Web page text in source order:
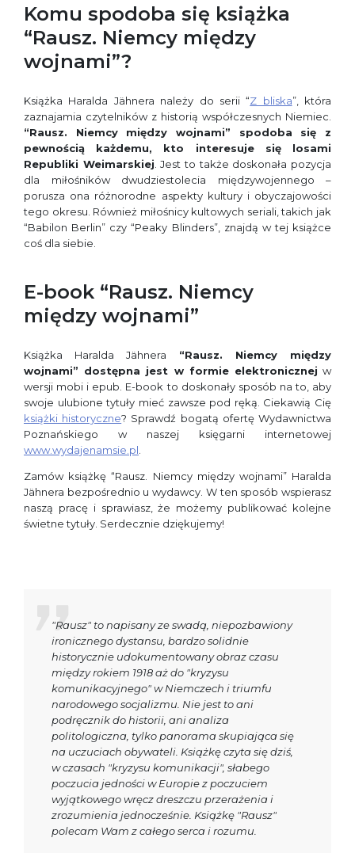
Komu spodoba się książka
“Rausz. Niemcy między
wojnami”?
Książka Haralda Jähnera należy do serii “Z bliska”, która
zaznajamia czytelników z historią współczesnych Niemiec.
“Rausz. Niemcy między wojnami” spodoba się z
pewnością każdemu, kto interesuje się losami
Republiki Weimarskiej . Jest to także doskonała pozycja
dla miłośników dwudziestolecia międzywojennego –
porusza ona różnorodne aspekty kultury i obyczajowości
tego okresu. Również miłośnicy kultowych seriali, takich jak
“Babilon Berlin” czy “Peaky Blinders”, znajdą w tej książce
coś dla siebie.
E-book “Rausz. Niemcy
między wojnami”
Książka Haralda Jähnera “Rausz. Niemcy między
wojnami” dostępna jest w formie elektronicznej w
wersji mobi i epub. E-book to doskonały sposób na to, aby
swoje ulubione tytuły mieć zawsze pod ręką. Ciekawią Cię
książki historyczne? Sprawdź bogatą ofertę Wydawnictwa
Poznańskiego w naszej księgarni internetowej
www.wydajenamsie.pl
Zamów książkę “Rausz. Niemcy między wojnami” Haralda
Jähnera bezpośrednio u wydawcy. W ten sposób wspierasz
naszą pracę i sprawiasz, że możemy publikować kolejne
świetne tytuły. Serdecznie dziękujemy!
"Rausz" to napisany ze swadą, niepozbawiony
ironicznego dystansu, bardzo solidnie
historycznie udokumentowany obraz czasu
między rokiem 1918 aż do "kryzysu
komunikacyjnego" w Niemczech i triumfu
narodowego socjalizmu. Nie jest to ani
podręcznik do historii, ani analiza
politologiczna, tylko panorama skupiająca się
na uczuciach obywateli. Książkę czyta się dziś,
w czasach "kryzysu komunikacji", słabego
poczucia jedności w Europie z poczuciem
wyjątkowego wręcz dreszczu przerażenia i
zrozumienia jednocześnie. Książkę "Rausz"
polecam Wam z całego serca i rozumu.